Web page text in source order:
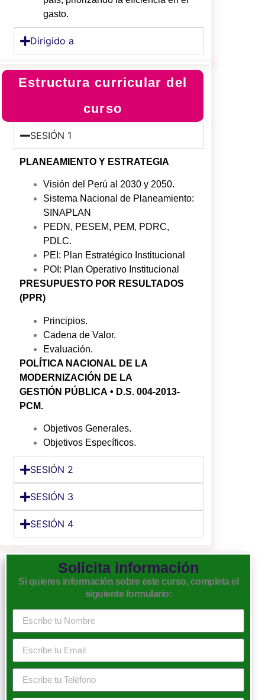
gasto.
Dirigido a
Estructura curricular del
curso
SESIÓN 1
PLANEAMIENTO Y ESTRATEGIA
Visión del Perú al 2030 y 2050.
Sistema Nacional de Planeamiento:
SINAPLAN
PEDN, PESEM, PEM, PDRC,
PDLC.
PEI: Plan Estratégico Institucional
POI: Plan Operativo Institucional
PRESUPUESTO POR RESULTADOS
(PPR)
Principios.
Cadena de Valor.
Evaluación.
POLÍTICA NACIONAL DE LA
MODERNIZACIÓN DE LA
GESTIÓN PÚBLICA • D.S. 004-2013-
PCM.
Objetivos Generales.
Objetivos Específicos.
SESIÓN 2
SESIÓN 3
SESIÓN 4
Solicita información
Si quieres información sobre este curso, completa el
siguiente formulario: